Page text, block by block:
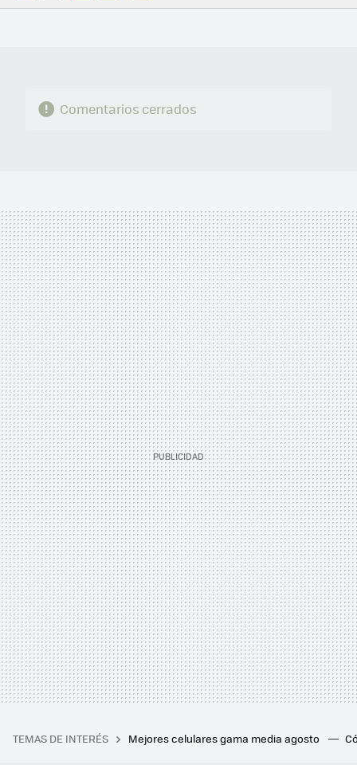
FACEBOOK
TWITTERFLIPBOARD
E-
WHATSAPP
Comentarios cerrados
TEMAS DE INTERÉS Mejores celulares gama media agosto